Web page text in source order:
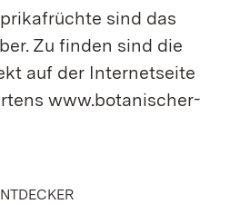
sind das
Zu finden sind die
auf der Internetseite
www.botanischer-